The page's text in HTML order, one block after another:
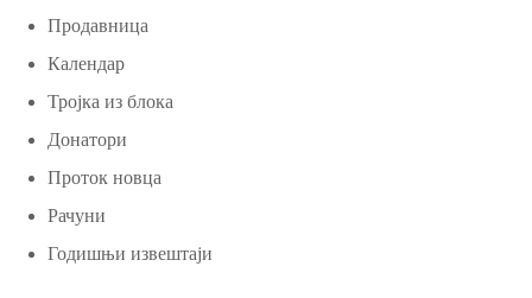
Продавница
Календар
Тројка из блока
Донатори
Проток новца
Рачуни
Годишњи извештаји